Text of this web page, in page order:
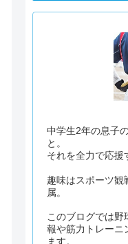
中学生2年の息子
と。
それを全力で応援
趣味はスポーツ観
属。
このブログでは
報や筋力トレーニ
ます。